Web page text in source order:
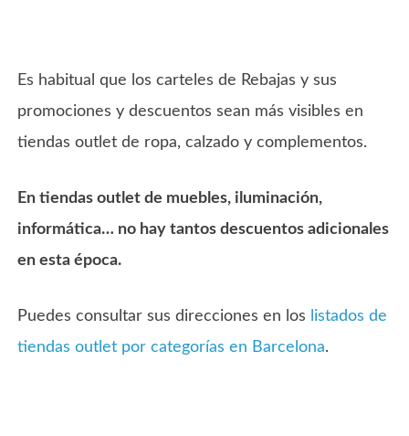
Es habitual que los carteles de Rebajas y sus
promociones y descuentos sean más visibles en
tiendas outlet de ropa, calzado y complementos.
En tiendas outlet de muebles, iluminación,
informática… no hay tantos descuentos adicionales
en esta época.
Puedes consultar sus direcciones en los
listados de
tiendas outlet por categorías en Barcelona.